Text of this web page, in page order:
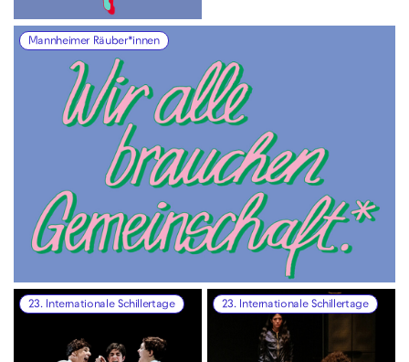
Mannheimer Räuber*innen
23. Internationale Schillertage 23. Internationale Schillertage